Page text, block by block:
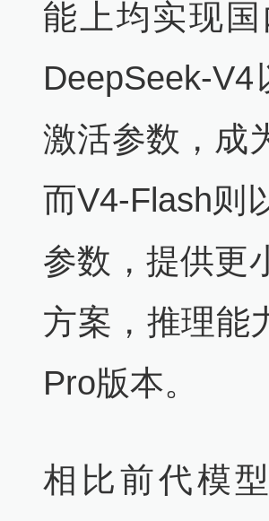
能上均实现国
DeepSeek-
激活参数，成
而V4-Flash则
参数，提供更
方案，推理能
Pro版本。
相比前代模